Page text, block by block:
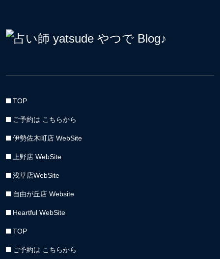
TOP
ご予約は こちらから
伊勢佐木町店 WebSite
上野店 WebSite
浅草店WebSite
自由が丘店 Website
Heartful WebSite
TOP
ご予約は こちらから